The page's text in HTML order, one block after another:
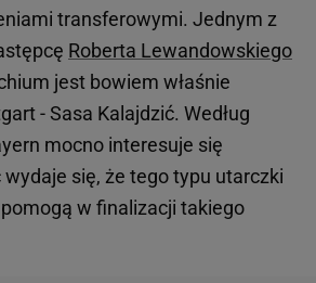
transferowymi. Jednym z
Roberta Lewandowskiego
jest bowiem właśnie
- Sasa Kalajdzić. Według
mocno interesuje się
się, że tego typu utarczki
w finalizacji takiego